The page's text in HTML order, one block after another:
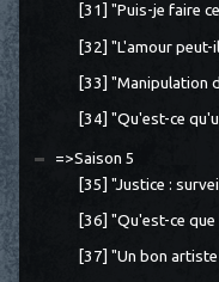
[31] "Puis-je faire
[32] "L'amour peut-
[33] "Manipulation
[34] "Qu'est-ce
=>Saison 5
[35] "Justice :
[36] "Qu'est-ce que
[37] "Un bon